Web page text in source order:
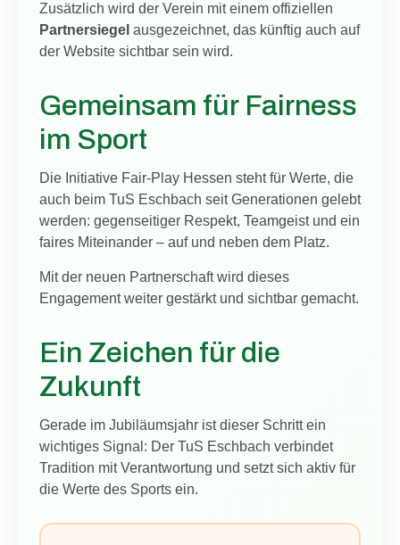
Zusätzlich wird der Verein mit einem offiziellen
Partnersiegel ausgezeichnet, das künftig auch auf
der Website sichtbar sein wird.
Gemeinsam für Fairness
im Sport
Die Initiative Fair-Play Hessen steht für Werte, die
auch beim TuS Eschbach seit Generationen gelebt
werden: gegenseitiger Respekt, Teamgeist und ein
faires Miteinander – auf und neben dem Platz.
Mit der neuen Partnerschaft wird dieses
Engagement weiter gestärkt und sichtbar gemacht.
Ein Zeichen für die
Zukunft
Gerade im Jubiläumsjahr ist dieser Schritt ein
wichtiges Signal: Der TuS Eschbach verbindet
Tradition mit Verantwortung und setzt sich aktiv für
die Werte des Sports ein.